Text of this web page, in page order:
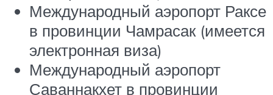
Международный аэропорт Раксе
в провинции Чамрасак (имеется
электронная виза)
Международный аэропорт
Саваннакхет в провинции